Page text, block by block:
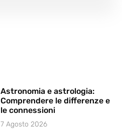
Astronomia e astrologia:
Comprendere le differenze e
le connessioni
7 Agosto 2026